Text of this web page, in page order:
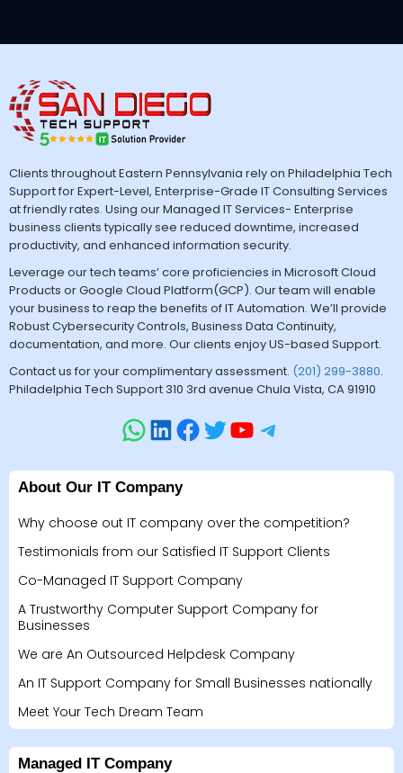
Clients throughout Eastern Pennsylvania rely on Philadelphia Tech
Support for Expert-Level, Enterprise-Grade IT Consulting Services
at friendly rates. Using our Managed IT Services- Enterprise
business clients typically see reduced downtime, increased
productivity, and enhanced information security.
Leverage our tech teams’ core proficiencies in Microsoft Cloud
Products or Google Cloud Platform(GCP). Our team will enable
your business to reap the benefits of IT Automation. We’ll provide
Robust Cybersecurity Controls, Business Data Continuity,
documentation, and more. Our clients enjoy US-based Support.
Contact us for your complimentary assessment. (201) 299-3880.
Philadelphia Tech Support 310 3rd avenue Chula Vista, CA 91910
About Our IT Company
Why choose out IT company over the competition?
Testimonials from our Satisfied IT Support Clients
Co-Managed IT Support Company
A Trustworthy Computer Support Company for
Businesses
We are An Outsourced Helpdesk Company
An IT Support Company for Small Businesses nationally
Meet Your Tech Dream Team
Managed IT Company